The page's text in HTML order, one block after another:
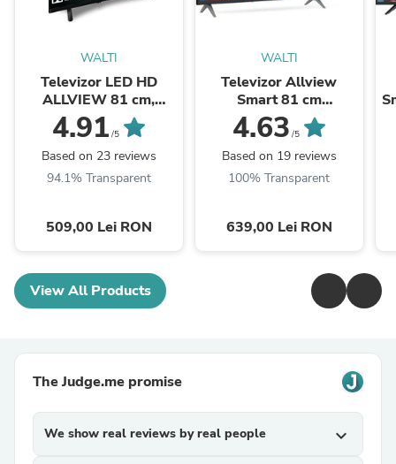
WALTI
Televizor LED HD
ALLVIEW 81 cm,
32ATC6000
4.91 /5
Based on 23 reviews
94.1% Transparent
509,00 Lei RON
WALTI
Televizor Allview
Smart 81 cm
,32iPlay6000-H, HD,
Clasa E
4.63 /5
Based on 19 reviews
100% Transparent
639,00 Lei RON
View All Products
The Judge.me promise
We show real reviews by real people expand_more